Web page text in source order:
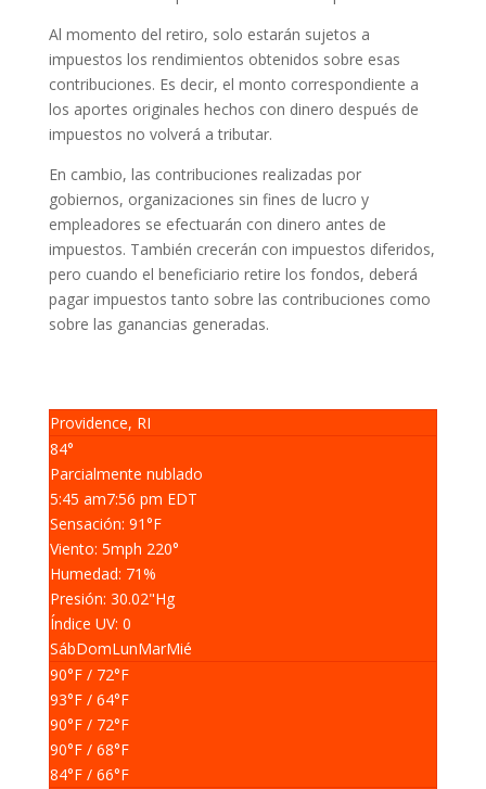
Al momento del retiro, solo estarán sujetos a
impuestos los rendimientos obtenidos sobre esas
contribuciones. Es decir, el monto correspondiente a
los aportes originales hechos con dinero después de
impuestos no volverá a tributar.
En cambio, las contribuciones realizadas por
gobiernos, organizaciones sin fines de lucro y
empleadores se efectuarán con dinero antes de
impuestos. También crecerán con impuestos diferidos,
pero cuando el beneficiario retire los fondos, deberá
pagar impuestos tanto sobre las contribuciones como
sobre las ganancias generadas.
Providence, RI
84°
Parcialmente nublado
5:45 am7:56 pm EDT
Sensación: 91°F
Viento: 5mph 220°
Humedad: 71%
Presión: 30.02"Hg
Índice UV: 0
SábDomLunMarMié
90°F/ 72°F
93°F/ 64°F
90°F/ 72°F
90°F/ 68°F
84°F/ 66°F